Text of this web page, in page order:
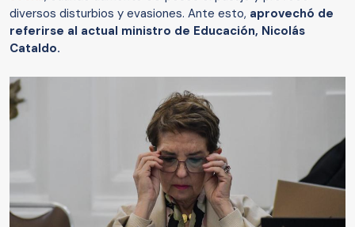
diversos disturbios y evasiones. Ante esto, aprovechó de
referirse al actual ministro de Educación, Nicolás
Cataldo.